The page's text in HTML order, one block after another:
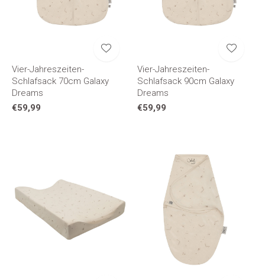
Vier-Jahreszeiten-
Schlafsack 70cm Galaxy
Dreams
€59,99
Vier-Jahreszeiten-
Schlafsack 90cm Galaxy
Dreams
€59,99